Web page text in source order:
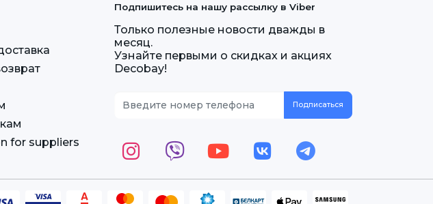
for suppliers
Подпишитесь на нашу рассылку в Viber
Только полезные новости дважды в
месяц.
Узнайте первыми о скидках и акциях
Decobay!